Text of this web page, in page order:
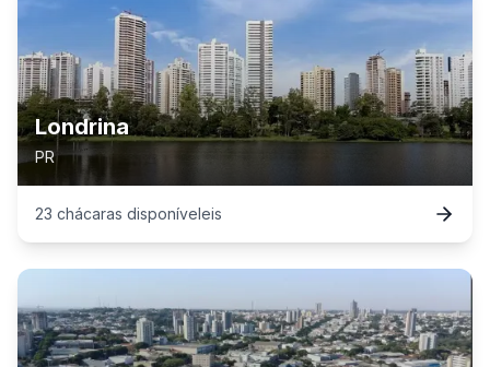
Londrina
PR
23 chácaras disponíveleis